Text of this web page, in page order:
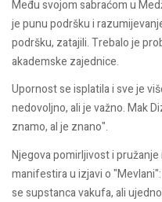
Među svojom sabraćom u
je punu podršku i
podršku, zatajili. Trebalo je
akademske zajednice.
Upornost se isplatila i sve je
nedovoljno, ali je važno. Mak
znamo, al je znano".
Njegova pomirljivost i
manifestira u izjavi o
se supstanca vakufa, ali